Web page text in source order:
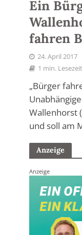
Ein
fahren
24. April 2017
1 min. Lesezeit
„Bürger
Wallenhorst
und soll am
Anzeige
Anzeige